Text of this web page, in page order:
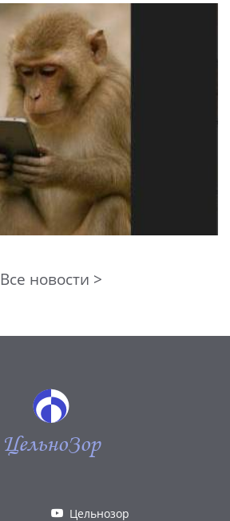
Все новости >
ЦельноЗор
Цельнозор